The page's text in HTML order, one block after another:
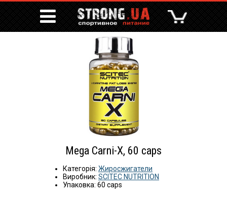
Mega Carni-X, 60 caps
Категорія: Жиросжигатели
Виробник: SCITEC NUTRITION
Упаковка: 60 caps